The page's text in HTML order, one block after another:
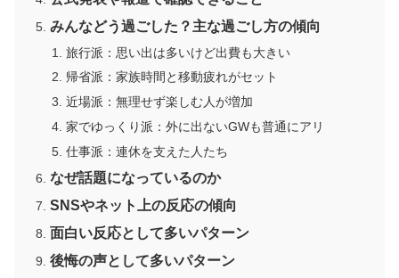
みんなどう過ごした？主な過ごし方の傾向
旅行派：思い出は多いけど出費も大きい
帰省派：家族時間と移動疲れがセット
近場派：無理せず楽しむ人が増加
家でゆっくり派：外に出ないGWも普通にアリ
仕事派：連休を支えた人たち
なぜ話題になっているのか
SNSやネット上の反応の傾向
面白い反応として多いパターン
後悔の声として多いパターン